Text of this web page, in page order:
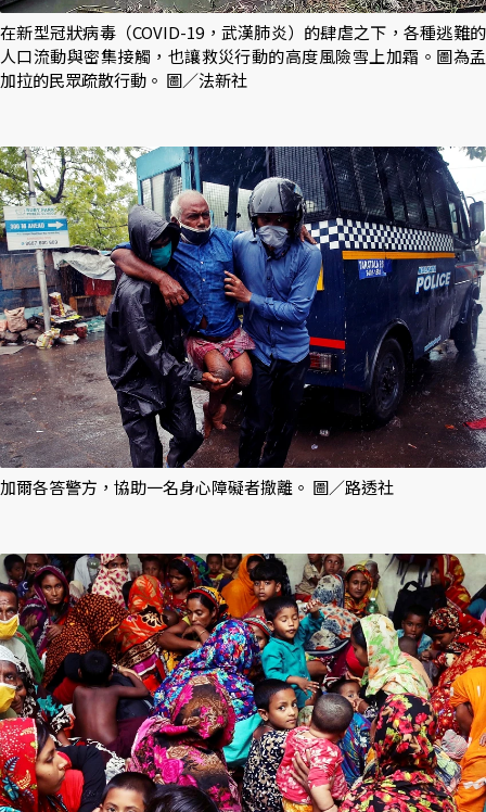
在新型冠狀病毒（COVID-19，武漢肺炎）的肆虐之下，各種逃難的
人口流動與密集接觸，也讓救災行動的高度風險雪上加霜。圖為孟
加拉的民眾疏散行動。 圖／法新社
加爾各答警方，協助一名身心障礙者撤離。 圖／路透社